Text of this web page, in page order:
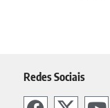
Redes Sociais